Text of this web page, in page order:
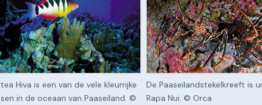
Hiva is een van de vele kleurrijke
in de oceaan van Paaseiland. ©
De Paaseilandstekelkreeft is
Rapa Nui. © Orca